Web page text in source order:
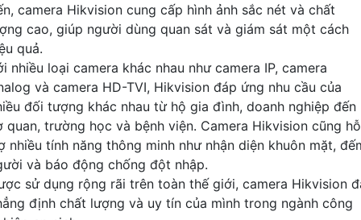
camera Hikvision cung cấp hình ảnh sắc nét và chất
cao, giúp người dùng quan sát và giám sát một cách
quả.
nhiều loại camera khác nhau như camera IP, camera
và camera HD-TVI, Hikvision đáp ứng nhu cầu của
đối tượng khác nhau từ hộ gia đình, doanh nghiệp đến
quan, trường học và bệnh viện. Camera Hikvision cũng hỗ
nhiều tính năng thông minh như nhận diện khuôn mặt,
và báo động chống đột nhập.
sử dụng rộng rãi trên toàn thế giới, camera Hikvision
định chất lượng và uy tín của mình trong ngành công